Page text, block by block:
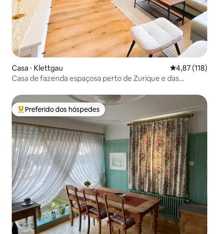
Casa ⋅ Klettgau 4,87 de uma
4,87 (118)
Casa de fazenda espaçosa perto de Zurique e das
Entre os melhores preferidos dos hóspedes
Preferido dos hóspedes